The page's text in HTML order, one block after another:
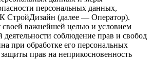
персональных данных,
СтройДизайн (далее — Оператор).
своей важнейшей целью и условием
деятельности соблюдение прав и свобод
при обработке его персональных
прав на неприкосновенность